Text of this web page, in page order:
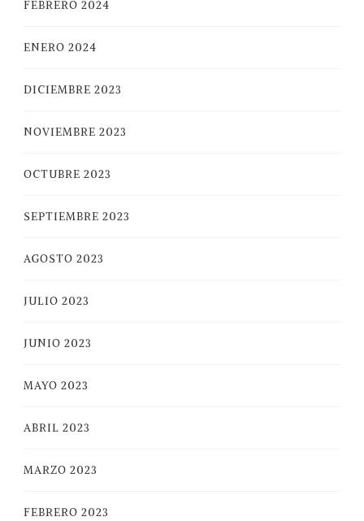
FEBRERO 2024
ENERO 2024
DICIEMBRE 2023
NOVIEMBRE 2023
OCTUBRE 2023
SEPTIEMBRE 2023
AGOSTO 2023
JULIO 2023
JUNIO 2023
MAYO 2023
ABRIL 2023
MARZO 2023
FEBRERO 2023